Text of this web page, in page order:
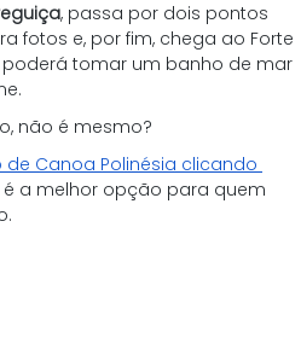
, passa por dois pontos
fotos e, por fim, chega ao Forte
poderá tomar um banho de mar
não é mesmo?
Canoa Polinésia clicando
é a melhor opção para quem